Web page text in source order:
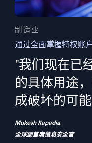
制造业
通过全面掌握特权账
"我们现在已
的具体用途
成破坏的可
Mukesh Kapadia,
全球副首席信息安全官